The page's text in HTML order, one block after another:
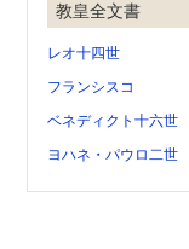
教皇全文書
レオ十四世
フランシスコ
ベネディクト十六世
ヨハネ・パウロ二世